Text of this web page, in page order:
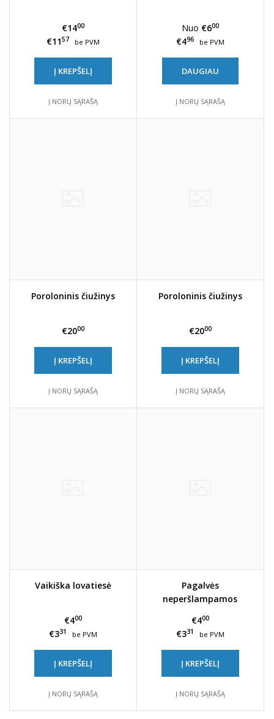
€1400
€1157 be PVM
Į KREPŠELĮ
Į NORŲ SĄRAŠĄ
Nuo €600
€496 be PVM
DAUGIAU
Į NORŲ SĄRAŠĄ
Poroloninis čiužinys
€2000
Į KREPŠELĮ
Į NORŲ SĄRAŠĄ
Poroloninis čiužinys
€2000
Į KREPŠELĮ
Į NORŲ SĄRAŠĄ
Vaikiška lovatiesė
€400
€331 be PVM
Į KREPŠELĮ
Į NORŲ SĄRAŠĄ
Pagalvės
neperšlampamos
€400
€331 be PVM
Į KREPŠELĮ
Į NORŲ SĄRAŠĄ